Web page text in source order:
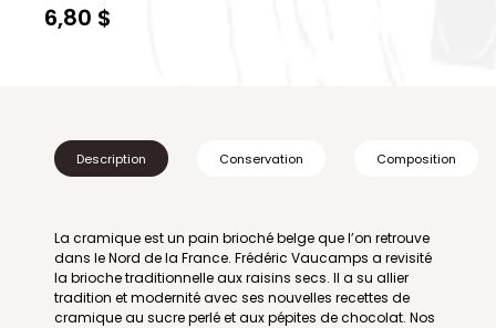
6,80 $
Description Conservation Composition
La cramique est un pain brioché belge que l’on retrouve
dans le Nord de la France. Frédéric Vaucamps a revisité
la brioche traditionnelle aux raisins secs. Il a su allier
tradition et modernité avec ses nouvelles recettes de
cramique au sucre perlé et aux pépites de chocolat. Nos